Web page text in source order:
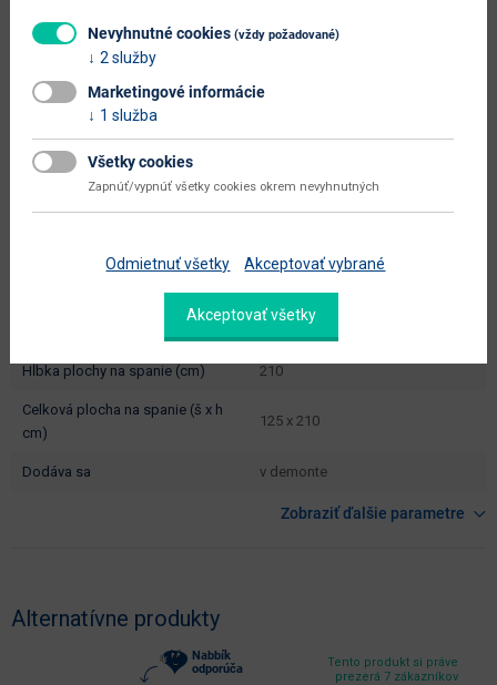
počet balíkov výrobcu 3 ks
čistá váha výrobcu 230 kg
typové označenie
výška od - do (cm) 70 - 90
hĺbka sedadla (cm)
43
hĺbka plochy na spanie (cm) 210
celková plocha na spanie (š x h
cm)
125 x 210
dodáva sa v demonte
Zobraziť ďalšie parametre
Alternatívne produkty
Nabbík
odporúča
Tento produkt si práve
prezerá 7 zákazníkov
Nevyhnutné cookies (vždy požadované)
2 služby
Marketingové informácie
1 služba
Všetky cookies
Zapnúť/vypnúť všetky cookies okrem nevyhnutných
Odmietnuť všetky Akceptovať vybrané
Akceptovať všetky